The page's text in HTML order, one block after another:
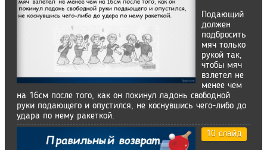
Подающий
должен
подбросить
мяч только
рукой так,
чтобы мяч
взлетел не
менее чем
на 16см после того, как он покинул ладонь свободной
руки подающего и опустился, не коснувшись чего-либо до
удара по нему ракеткой.
10 слайд